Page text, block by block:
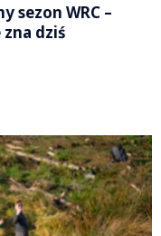
sezon WRC –
dziś